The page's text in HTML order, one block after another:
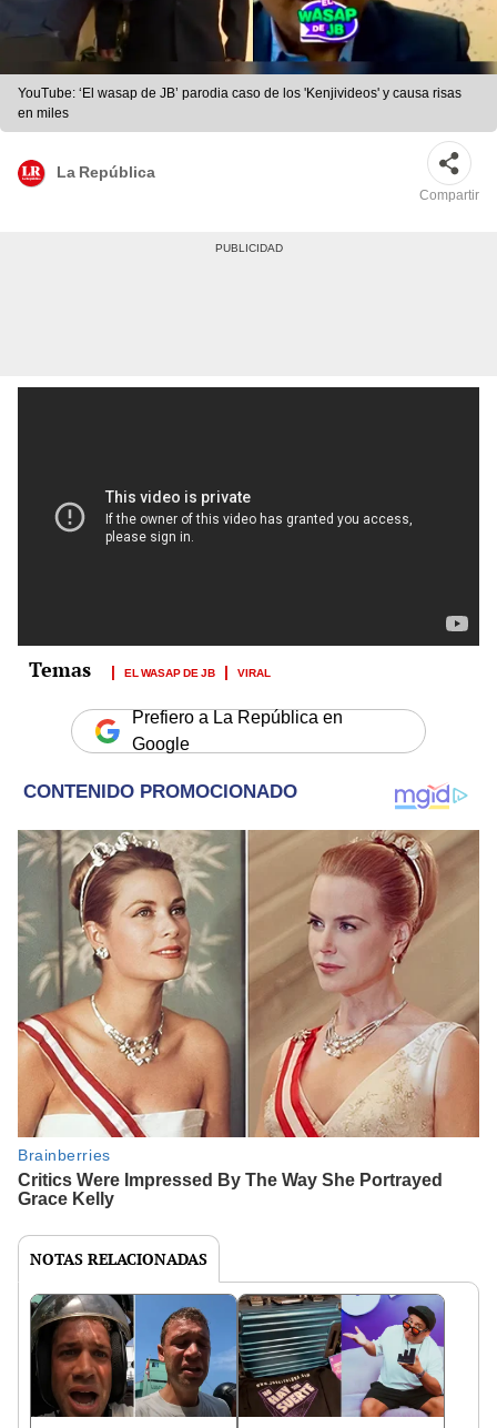
YouTube: ‘El wasap de JB’ parodia caso de los 'Kenjivideos' y causa risas
en miles
La República
Compartir
EL WASAP DE JB VIRAL
Prefiero a La República en
Google
NOTAS RELACIONADAS